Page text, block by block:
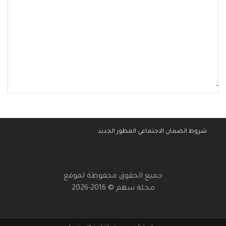
-
شروط الضمان الاجتماعي المطور الجديد
جميع الحقوق محفوظة لموقع
مجلة سهم © 2016-2026